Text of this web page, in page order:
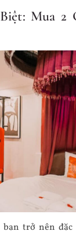
Mua 2
bạn trở nên